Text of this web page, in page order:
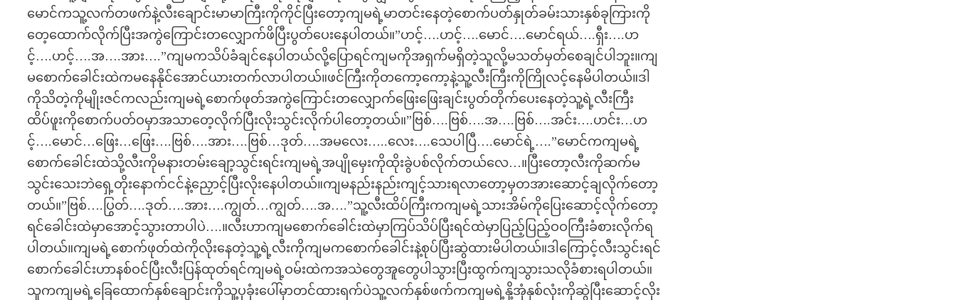
မောင်ကသူ့လက်တဖက်နဲ့လီးချောင်းမာမာကြီးကိုကိုင်ပြီးတော့ကျမရဲ့မာတင်းနေတဲ့စောက်ပတ်နှုတ်ခမ်းသားနှစ်ခုကြားကို
တေ့ထောက်လိုက်ပြီးအကွဲကြောင်းတလျှောက်ဖိပြီးပွတ်ပေးနေပါတယ်။”ဟင့်….ဟင့်….မောင်….မောင်ရယ်….ရှီး….ဟ
င့်….ဟင့်….အ….အား….”ကျမကသိပ်ခံချင်နေပါတယ်လို့ပြောရင်ကျမကိုအရှက်မရှိတဲ့သူလို့မသတ်မှတ်စေချင်ပါဘူး။ကျ
မစောက်ခေါင်းထဲကမနေနိုင်အောင်ယားတက်လာပါတယ်။ဖင်ကြီးကိုတကော့ကော့နဲ့သူ့လီးကြီးကိုကြိုလင့်နေမိပါတယ်။ဒါ
ကိုသိတဲ့ကိုမျိုးဇင်ကလည်းကျမရဲ့စောက်ဖုတ်အကွဲကြောင်းတလျှောက်ဖြေးဖြေးချင်းပွတ်တိုက်ပေးနေတဲ့သူ့ရဲ့လီးကြီး
ထိပ်ဖူးကိုစောက်ပတ်ဝမှာအသာတေ့လိုက်ပြီးလိုးသွင်းလိုက်ပါတော့တယ်။”ဗြစ်….ဗြစ်….အ….ဗြစ်….အင်း….ဟင်း…ဟ
င့်….မောင်…ဖြေး…ဖြေး….ဗြစ်….အား….ဗြစ်…ဒုတ်….အမလေး…..လေး….သေပါပြီ….မောင်ရဲ့….”မောင်ကကျမရဲ့
စောက်ခေါင်းထဲသို့လီးကိုမနားတမ်းချော့သွင်းရင်းကျမရဲ့အပျိုမှေးကိုထိုးခွဲပစ်လိုက်တယ်လေ…။ပြီးတော့လီးကိုဆက်မ
သွင်းသေးဘဲရှေ့တိုးနောက်ငင်နဲ့ညှောင့်ပြီးလိုးနေပါတယ်။ကျမနည်းနည်းကျင့်သားရလာတော့မှတအားဆောင့်ချလိုက်တော့
တယ်။”ဗြစ်….ပြွတ်….ဒုတ်….အား….ကျွတ်…ကျွတ်….အ….”သူ့လီးထိပ်ကြီးကကျမရဲ့သားအိမ်ကိုပြေးဆောင့်လိုက်တော့
ရင်ခေါင်းထဲမှာအောင့်သွားတာပါပဲ….။လီးဟာကျမစောက်ခေါင်းထဲမှာကြပ်သိပ်ပြီးရင်ထဲမှာပြည့်ပြည့်ဝဝကြီးခံစားလိုက်ရ
ပါတယ်။ကျမရဲ့စောက်ဖုတ်ထဲကိုလိုးနေတဲ့သူ့ရဲ့လီးကိုကျမကစောက်ခေါင်းနဲ့စုပ်ပြီးဆွဲထားမိပါတယ်။ဒါကြောင့်လီးသွင်းရင်
စောက်ခေါင်းဟာနစ်ဝင်ပြီးလီးပြန်ထုတ်ရင်ကျမရဲ့ဝမ်းထဲကအသဲတွေအူတွေပါသွားပြီးထွက်ကျသွားသလိုခံစားရပါတယ်။
သူကကျမရဲ့ခြေထောက်နှစ်ချောင်းကိုသူ့ပုခုံးပေါ်မှာတင်ထားရက်ပဲသူ့လက်နှစ်ဖက်ကကျမရဲ့နို့အုံနှစ်လုံးကိုဆွဲပြီးဆောင့်လိုး